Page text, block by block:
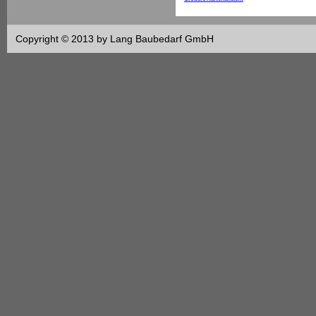
Copyright © 2013 by Lang Baubedarf GmbH